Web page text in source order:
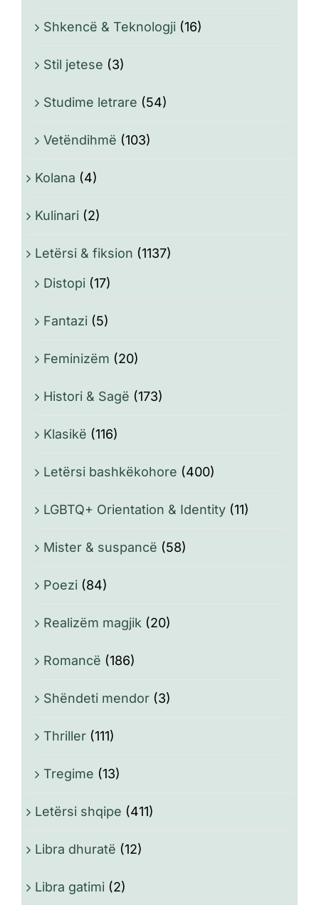
Shkencë & Teknologji (16)
Stil jetese (3)
Studime letrare (54)
Vetëndihmë (103)
Kolana (4)
Kulinari (2)
Letërsi & fiksion (1137)
Distopi (17)
Fantazi (5)
Feminizëm (20)
Histori & Sagë (173)
Klasikë (116)
Letërsi bashkëkohore (400)
LGBTQ+ Orientation & Identity (11)
Mister & suspancë (58)
Poezi (84)
Realizëm magjik (20)
Romancë (186)
Shëndeti mendor (3)
Thriller (111)
Tregime (13)
Letërsi shqipe (411)
Libra dhuratë (12)
Libra gatimi (2)